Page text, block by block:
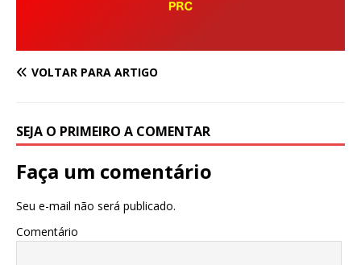
VOLTAR PARA ARTIGO
SEJA O PRIMEIRO A COMENTAR
Faça um comentário
Seu e-mail não será publicado.
Comentário